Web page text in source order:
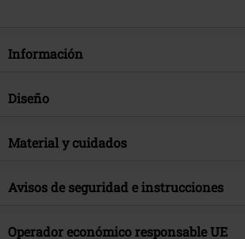
Información
Artículo no.
Género Musical
tema producto
Merch
Licencia
licencia
Diseño
Tipo de producto
Material y cuidados
Material Externo Metal
Avisos de seguridad e instrucciones
Operador económico responsable UE